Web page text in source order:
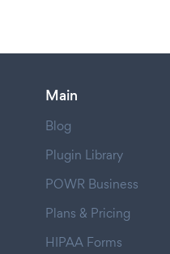
Main
Blog
Plugin Library
POWR Business
Plans & Pricing
HIPAA Forms